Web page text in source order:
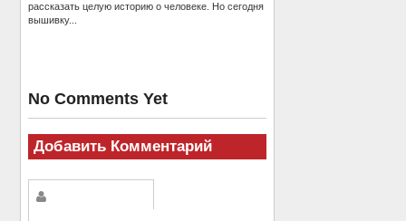
рассказать целую историю о человеке. Но сегодня
вышивку...
No Comments Yet
Добавить Комментарий